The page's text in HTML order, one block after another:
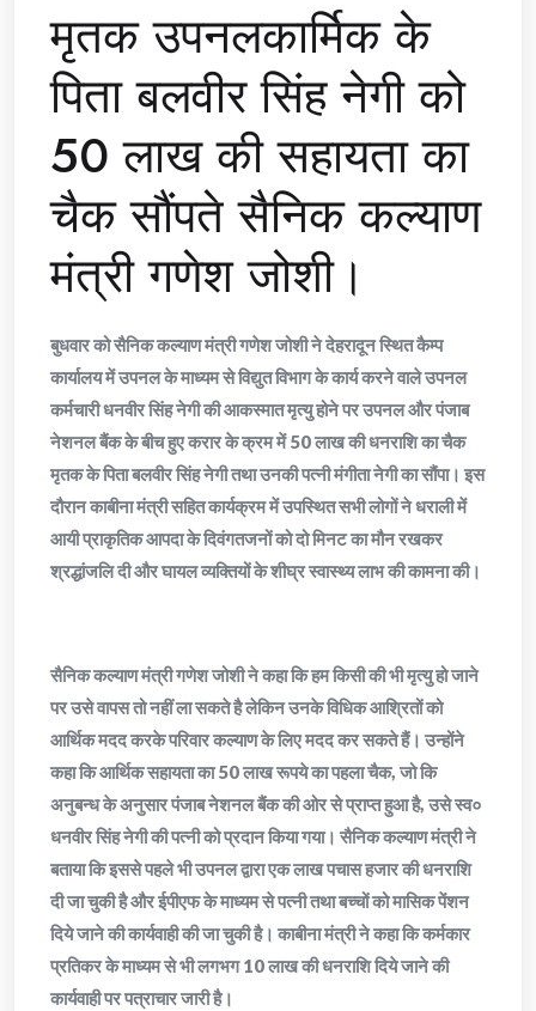
मृतक उपनलकार्मिक के
पिता बलवीर सिंह नेगी को
50 लाख की सहायता का
चैक सौंपते सैनिक कल्याण
मंत्री गणेश जोशी।
बुधवार को सैनिक कल्याण मंत्री गणेश जोशी ने देहरादून स्थित कैम्प
कार्यालय में उपनल के माध्यम से विद्युत विभाग के कार्य करने वाले उपनल
कर्मचारी धनवीर सिंह नेगी की आकस्मात मृत्यु होने पर उपनल और पंजाब
नेशनल बैंक के बीच हुए करार के क्रम में 50 लाख की धनराशि का चैक
मृतक के पिता बलवीर सिंह नेगी तथा उनकी पत्नी मंगीता नेगी का सौंपा। इस
दौरान काबीना मंत्री सहित कार्यक्रम में उपस्थित सभी लोगों ने धराली में
आयी प्राकृतिक आपदा के दिवंगतजनों को दो मिनट का मौन रखकर
श्रद्धांजलि दी और घायल व्यक्तियों के शीघ्र स्वास्थ्य लाभ की कामना की।
सैनिक कल्याण मंत्री गणेश जोशी ने कहा कि हम किसी की भी मृत्यु हो जाने
पर उसे वापस तो नहीं ला सकते है लेकिन उनके विधिक आश्रितों को
आर्थिक मदद करके परिवार कल्याण के लिए मदद कर सकते हैं। उन्होंने
कहा कि आर्थिक सहायता का 50 लाख रूपये का पहला चैक, जो कि
अनुबन्ध के अनुसार पंजाब नेशनल बैंक की ओर से प्राप्त हुआ है, उसे स्व०
धनवीर सिंह नेगी की पत्नी को प्रदान किया गया। सैनिक कल्याण मंत्री ने
बताया कि इससे पहले भी उपनल द्वारा एक लाख पचास हजार की धनराशि
दी जा चुकी है और ईपीएफ के माध्यम से पत्नी तथा बच्चों को मासिक पेंशन
दिये जाने की कार्यवाही की जा चुकी है। काबीना मंत्री ने कहा कि कर्मकार
प्रतिकर के माध्यम से भी लगभग 10 लाख की धनराशि दिये जाने की
कार्यवाही पर पत्राचार जारी है।